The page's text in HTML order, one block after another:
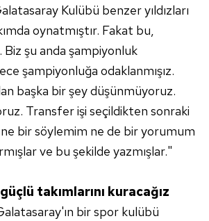
Kulübü benzer yıldızları
oynatmıştır. Fakat bu,
Biz şu anda şampiyonluk
şampiyonluğa odaklanmışız.
başka bir şey düşünmüyoruz.
Transfer işi seçildikten sonraki
bir söylemim ne de bir yorumum
ve bu şekilde yazmışlar."
takımlarını kuracağız
bir spor kulübü